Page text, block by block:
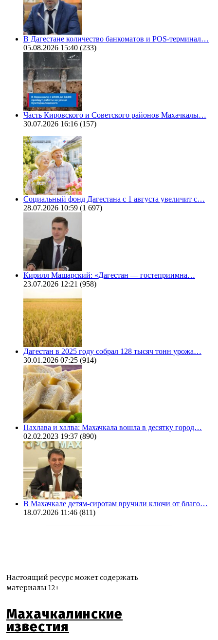
В Дагестане количество банкоматов и POS-терминал…
05.08.2026 15:40 (233)
Часть Кировского и Советского районов Махачкалы…
30.07.2026 16:16 (157)
Социальный фонд Дагестана с 1 августа увеличит с…
28.07.2026 10:59 (1 697)
Кирилл Машарский: «Дагестан — гостеприимна…
23.07.2026 12:21 (958)
Дагестан в 2025 году собрал 128 тысяч тонн урожа…
30.01.2026 07:25 (914)
Пахлава и халва: Махачкала вошла в десятку город…
02.02.2023 19:37 (890)
В Махачкале детям-сиротам вручили ключи от благо…
18.07.2026 11:46 (811)
Настоящий ресурс может содержать
материалы 12+
Махачкалинские
известия